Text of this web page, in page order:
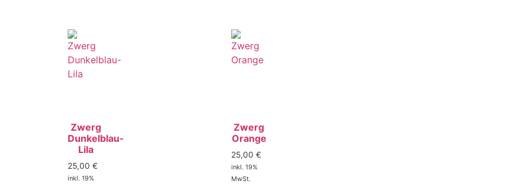
Zwerg
Dunkelblau-
Lila
25,00 €
inkl. 19%
Zwerg
Orange
25,00 €
inkl. 19%
MwSt.